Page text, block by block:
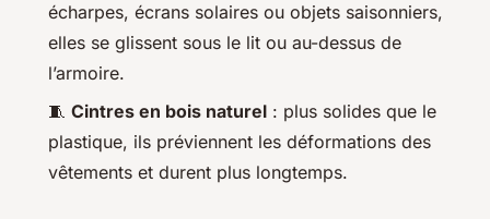
écharpes, écrans solaires ou objets saisonniers,
elles se glissent sous le lit ou au-dessus de
l’armoire.
🧵 Cintres en bois naturel : plus solides que le
plastique, ils préviennent les déformations des
vêtements et durent plus longtemps.